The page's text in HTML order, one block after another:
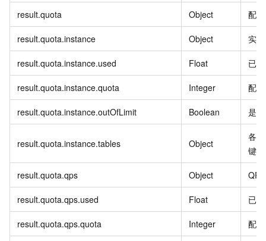
result.quota Object 配
result.quota.instance Object 实
result.quota.instance.used Float 已
result.quota.instance.quota Integer 配
result.quota.instance.outOfLimit Boolean 是
result.quota.instance.tables Object
各
键
result.quota.qps Object
result.quota.qps.used Float 已
result.quota.qps.quota Integer 配